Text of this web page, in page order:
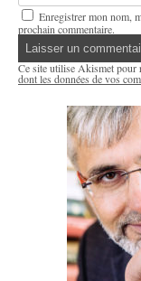
Enregistrer mon nom,
prochain commentaire.
Ce site utilise Akismet pour
dont les données de vos